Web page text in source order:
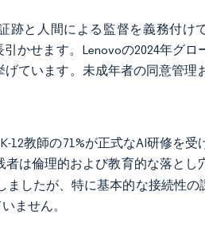
と人間による監督を義務付け
かせます。Lenovoの2024年グロ
ています。未成年者の同意管理
12教師の71%が正式なAI研修を受
は倫理的および教育的な落とし
したが、特に基本的な接続性の
ません。